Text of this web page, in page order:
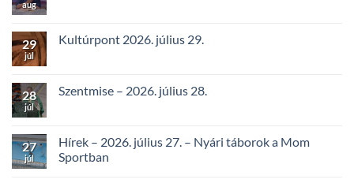
aug
29
júl
Kultúrpont 2026. július 29.
28
júl
Szentmise – 2026. július 28.
27
júl
Hírek – 2026. július 27. – Nyári táborok a Mom
Sportban